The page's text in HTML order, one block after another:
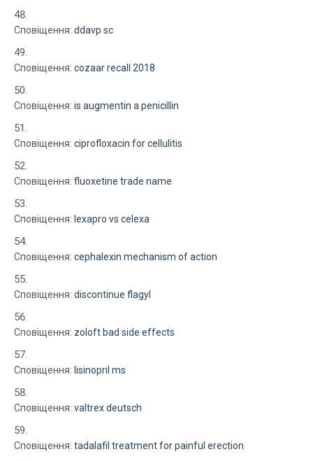
Сповіщення: ddavp sc
Сповіщення: cozaar recall 2018
Сповіщення: is augmentin a penicillin
Сповіщення: ciprofloxacin for cellulitis
Сповіщення: fluoxetine trade name
Сповіщення: lexapro vs celexa
Сповіщення: cephalexin mechanism of action
Сповіщення: discontinue flagyl
Сповіщення: zoloft bad side effects
Сповіщення: lisinopril ms
Сповіщення: valtrex deutsch
Сповіщення: tadalafil treatment for painful erection